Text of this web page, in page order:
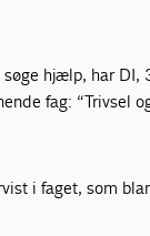
hjælp, har DI,
fag: “Trivsel
i faget, som